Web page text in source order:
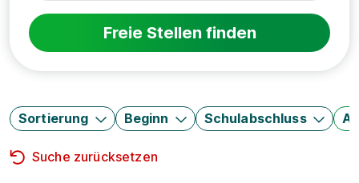
Freie Stellen finden
Sortierung Beginn Schulabschluss
Suche zurücksetzen